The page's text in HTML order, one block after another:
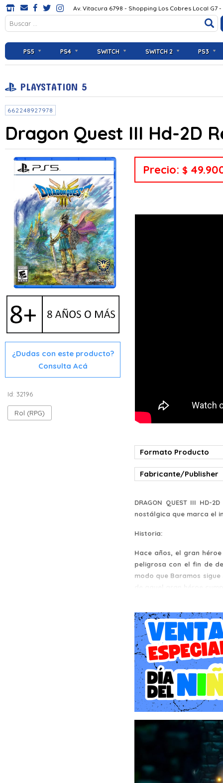
Av. Vitacura 6798 - Shopping Los Cobres Local G7
PS5 PS4 SWITCH SWITCH 2 PS3
PLAYSTATION 5
662248927978
Dragon Quest III Hd-2D
¿Dudas con este producto?
Consulta Acá
Id: 32196
Rol (RPG)
Precio: $
Formato Producto
Fabricante/Publisher
DRAGON QUEST III
nostálgica que marca el
Historia:
Hace años, el gran
peligrosa con el fin de
modo que Baramos
Arma tu grupo ideal:
Recluta a tres aliados
voces! Hay una vocación
Viaja por un vasto
Explora una gran
los secretos y misterios
Batallas estratégicas por
Pelea contra una
QUEST. Define las
derrotar a los enemigos